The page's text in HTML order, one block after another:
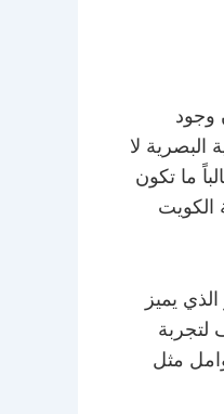
وجود
البصرية لا
ما تكون
الكويت
يميز
لتجربة
مثل